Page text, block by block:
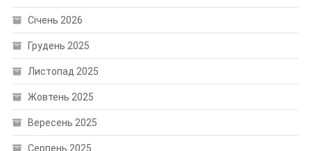
Січень 2026
Грудень 2025
Листопад 2025
Жовтень 2025
Вересень 2025
Серпень 2025